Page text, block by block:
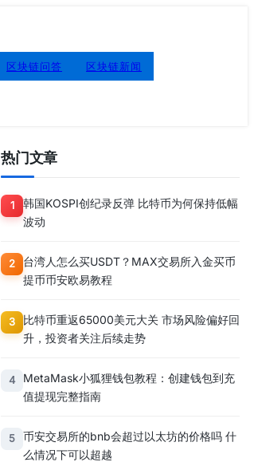
区块链问答 区块链新闻
热门文章
1
韩国KOSPI创纪录反弹 比特币为何保持低幅
波动
2
台湾人怎么买USDT？MAX交易所入金买币
提币币安欧易教程
3
比特币重返65000美元大关 市场风险偏好回
升，投资者关注后续走势
4
MetaMask小狐狸钱包教程：创建钱包到充
值提现完整指南
5
币安交易所的bnb会超过以太坊的价格吗 什
么情况下可以超越